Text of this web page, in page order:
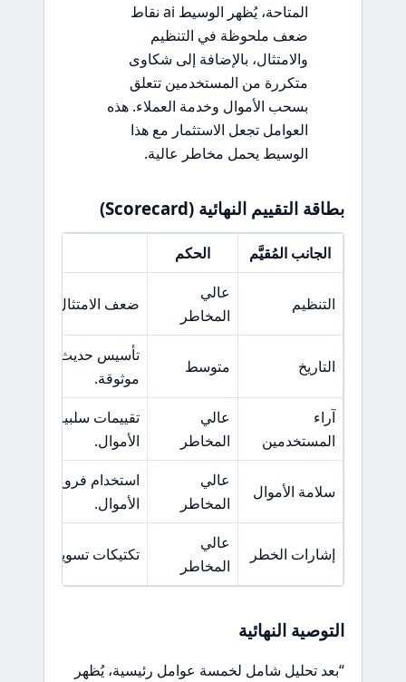
المتاحة، يُظهر الوسيط ai نقاط
ضعف ملحوظة في التنظيم
والامتثال، بالإضافة إلى شكاوى
متكررة من المستخدمين تتعلق
بسحب الأموال وخدمة العملاء. هذه
العوامل تجعل الاستثمار مع هذا
الوسيط يحمل مخاطر عالية.
بطاقة التقييم النهائية (Scorecard)
الجانب المُقيَّم الحكم
التنظيم
عالي
المخاطر
ضعف الامتثال للمعايير
التاريخ متوسط
تأسيس حديث نسبيًا
موثوقة.
آراء
المستخدمين
عالي
المخاطر
تقييمات سلبية
الأموال.
سلامة الأموال
عالي
المخاطر
استخدام فروع خارجية
الأموال.
إشارات الخطر
عالي
المخاطر
تكتيكات تسويقية
التوصية النهائية
“بعد تحليل شامل لخمسة عوامل رئيسية، يُظهر